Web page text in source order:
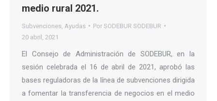
medio rural 2021.
Subvenciones Ayudas Por SODEBUR SODEBUR
20 abril, 2021
El Consejo de Administración de SODEBUR, en la
sesión celebrada el 16 de abril de 2021, aprobó las
bases reguladoras de la línea de subvenciones dirigida
a fomentar la transferencia de negocios en el medio